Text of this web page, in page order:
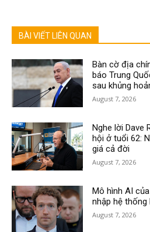
BÀI VIẾT LIÊN QUAN
Bàn cờ địa
báo Trung
sau khủng
August 7, 2026
Nghe lời Dave
hội ở tuổi 62:
giá cả đời
August 7, 2026
Mô hình AI
nhập hệ thống
August 7, 2026